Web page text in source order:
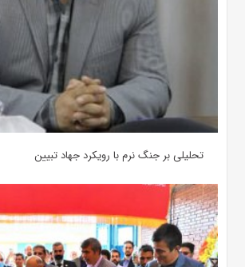
تحلیلی بر جنگ نرم با رویکرد جهاد تبیین